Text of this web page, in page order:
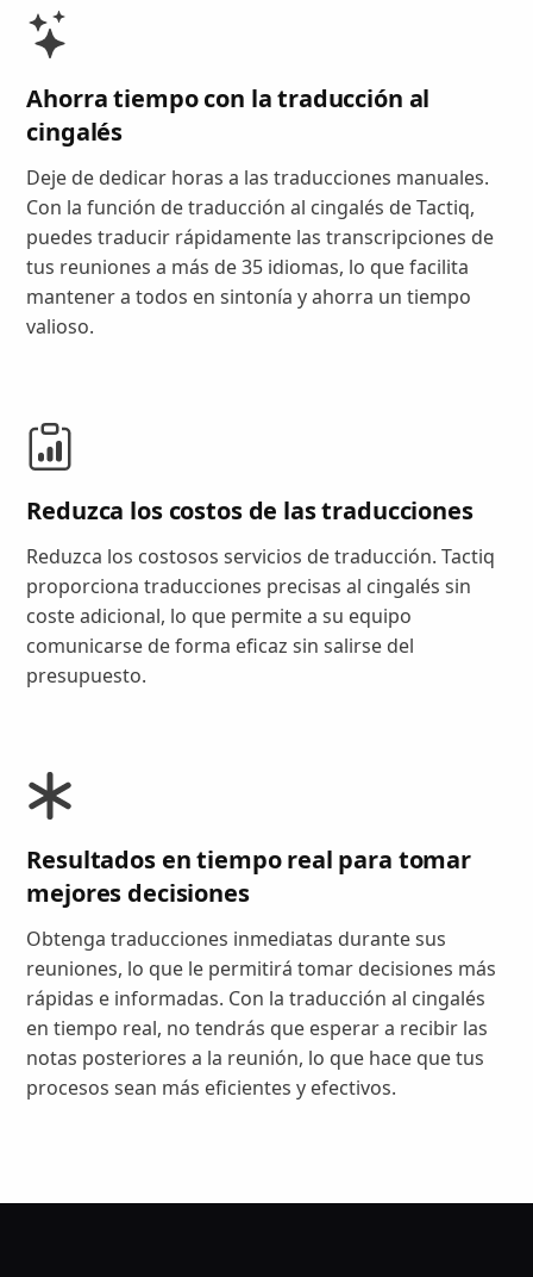
Ahorra tiempo con la traducción al
cingalés
Deje de dedicar horas a las traducciones manuales.
Con la función de traducción al cingalés de Tactiq,
puedes traducir rápidamente las transcripciones de
tus reuniones a más de 35 idiomas, lo que facilita
mantener a todos en sintonía y ahorra un tiempo
valioso.
Reduzca los costos de las traducciones
Reduzca los costosos servicios de traducción. Tactiq
proporciona traducciones precisas al cingalés sin
coste adicional, lo que permite a su equipo
comunicarse de forma eficaz sin salirse del
presupuesto.
Resultados en tiempo real para tomar
mejores decisiones
Obtenga traducciones inmediatas durante sus
reuniones, lo que le permitirá tomar decisiones más
rápidas e informadas. Con la traducción al cingalés
en tiempo real, no tendrás que esperar a recibir las
notas posteriores a la reunión, lo que hace que tus
procesos sean más eficientes y efectivos.